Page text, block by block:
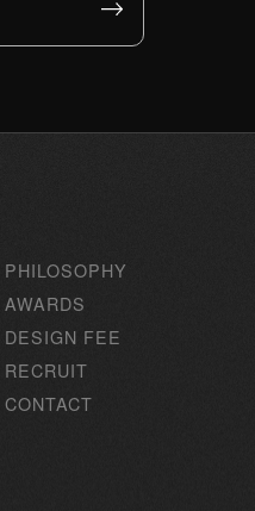
PHILOSOPHY
AWARDS
DESIGN FEE
RECRUIT
CONTACT